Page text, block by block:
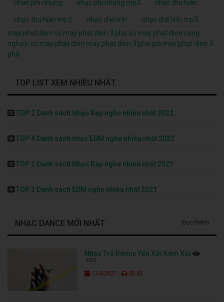
nhạc phi nhung nhạc phi nhung mp3 nhạc thu hiền
nhạc thu hiền mp3 nhạc chế linh
nhạc chế linh mp3
may phat dien cu may phat dien 3 pha cu may phat dien cong
nghiep cu may phat dien may phat dien 3 pha gia may phat dien 3
pha
TOP LIST XEM NHIỀU NHẤT
TOP 2 Danh sách Nhạc Rap nghe nhiều nhất 2022
TOP 4 Danh sách nhạc EDM nghe nhiều nhất 2022
TOP 2 Danh sách Nhạc Rap nghe nhiều nhất 2021
TOP 3 Danh sách EDM nghe nhiều nhất 2021
NHẠC DANCE MỚI NHẤT Đọc thêm
Nhạc Trẻ Remix Yến Xôi Kem Xôi
3573
11/4/2021 - 50:55